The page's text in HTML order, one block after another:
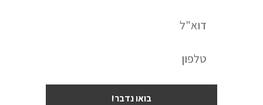
בואו נדבר!